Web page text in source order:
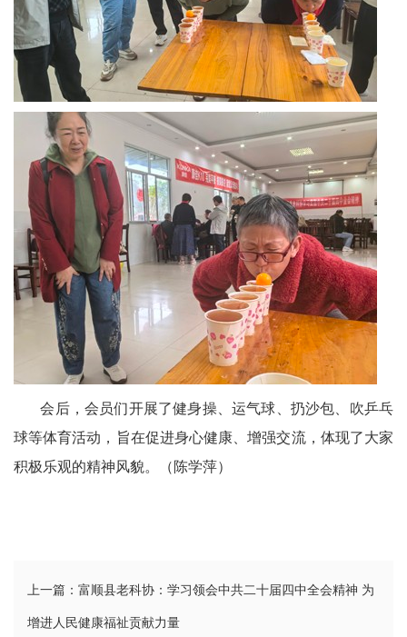
会后，会员们开展了健身操、运气球、扔沙包、吹乒乓
球等体育活动，旨在促进身心健康、增强交流，体现了大家
积极乐观的精神风貌。（陈学萍）
上一篇：富顺县老科协：学习领会中共二十届四中全会精神 为
增进人民健康福祉贡献力量